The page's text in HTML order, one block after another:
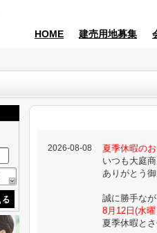
HOME 建売用地募集
2026-08-08
夏季休暇の
いつも大庭
ありがとう
誠に勝手な
8月12日(水
夏季休暇と